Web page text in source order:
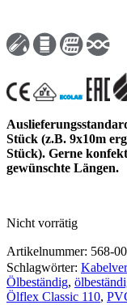
Stück (z.B. 9x10m
Stück). Gerne
gewünschte Längen.
Nicht vorrätig
Artikelnummer: 568-
Schlagwörter:
Ölbeständig,
Ölflex Classic 110,